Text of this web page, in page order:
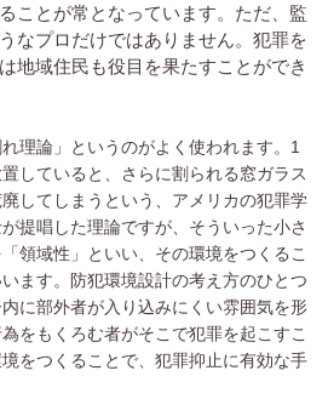
ことが常となっています。ただ、監
なプロだけではありません。犯罪を
地域住民も役目を果たすことができ
理論」というのがよく使われます。1
していると、さらに割られる窓ガラス
してしまうという、アメリカの犯罪学
提唱した理論ですが、そういった小さ
領域性」といい、その環境をつくるこ
ます。防犯環境設計の考え方のひとつ
に部外者が入り込みにくい雰囲気を形
をもくろむ者がそこで犯罪を起こすこ
をつくることで、犯罪抑止に有効な手